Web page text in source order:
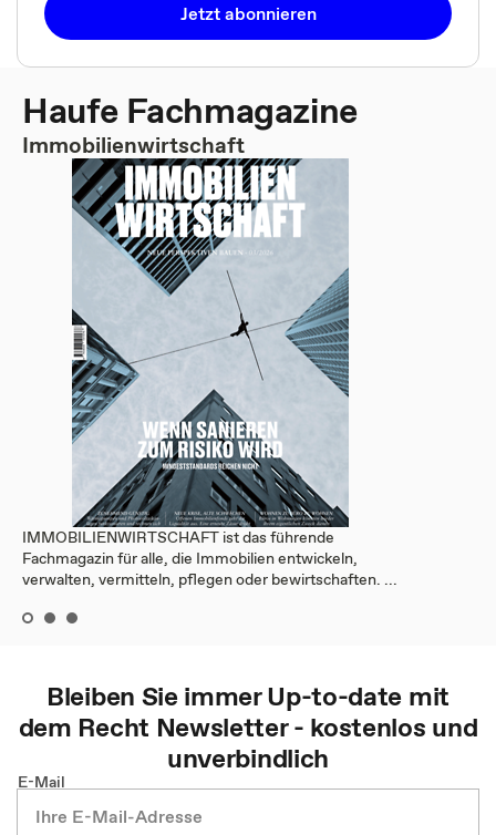
Jetzt abonnieren
Haufe Fachmagazine
Immobilienwirtschaft
IMMOBILIENWIRTSCHAFT ist das führende
Fachmagazin für alle, die Immobilien entwickeln,
verwalten, vermitteln, pflegen oder bewirtschaften. ...
Bleiben Sie immer Up-to-date mit
dem Recht Newsletter - kostenlos und
unverbindlich
E-Mail